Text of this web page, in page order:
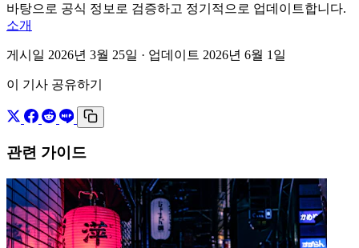
바탕으로 공식 정보로 검증하고 정기적으로 업데이트합니다.
소개
게시일 2026년 3월 25일 · 업데이트 2026년 6월 1일
이 기사 공유하기
관련 가이드